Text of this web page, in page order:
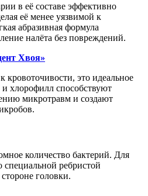
в её составе эффективно
её менее уязвимой к
абразивная формула
налёта без повреждений.
Хвоя»
это идеальное
хлорофилл способствуют
микротравм и создают
количество бактерий. Для
специальной ребристой
головки.